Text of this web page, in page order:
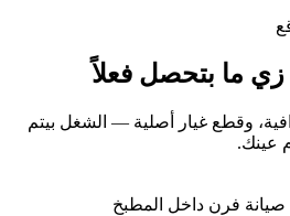
زي ما بتحصل فعلاً
وقطع غيار أصلية — الشغل بيتم
عينك.